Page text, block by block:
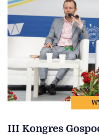
III Kongres